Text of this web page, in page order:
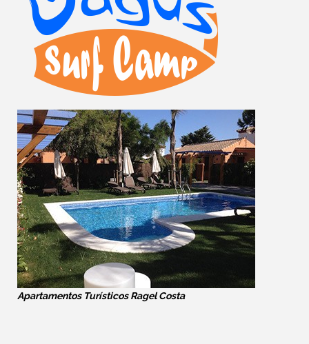
Apartamentos Turísticos Ragel Costa